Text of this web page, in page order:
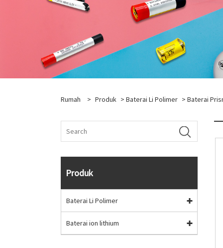
Rumah > Produk > Baterai Li Polimer > Baterai
Produk
Baterai Li Polimer
Baterai ion lithium